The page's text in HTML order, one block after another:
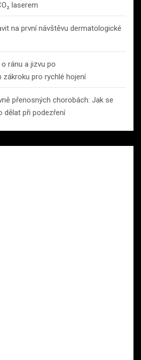
laserem
na první návštěvu dermatologické
ránu a jizvu po
pro rychlé hojení
přenosných chorobách: Jak se
dělat při podezření